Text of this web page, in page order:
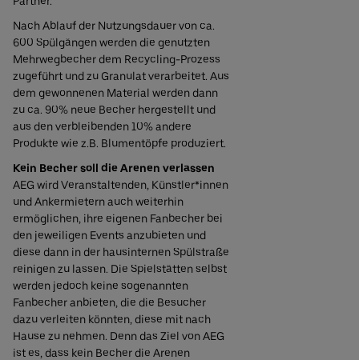
Nach Ablauf der Nutzungsdauer von ca.
600 Spülgängen werden die genutzten
Mehrwegbecher dem Recycling-Prozess
zugeführt und zu Granulat verarbeitet. Aus
dem gewonnenen Material werden dann
zu ca. 90% neue Becher hergestellt und
aus den verbleibenden 10% andere
Produkte wie z.B. Blumentöpfe produziert.
Kein Becher soll die Arenen verlassen
AEG wird Veranstaltenden, Künstler*innen
und Ankermietern auch weiterhin
ermöglichen, ihre eigenen Fanbecher bei
den jeweiligen Events anzubieten und
diese dann in der hausinternen Spülstraße
reinigen zu lassen. Die Spielstätten selbst
werden jedoch keine sogenannten
Fanbecher anbieten, die die Besucher
dazu verleiten könnten, diese mit nach
Hause zu nehmen. Denn das Ziel von AEG
ist es, dass kein Becher die Arenen